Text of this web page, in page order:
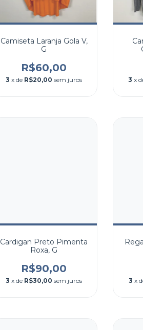
Camiseta Laranja Gola V,
G
R$60,00
3 x de R$20,00 sem juros 3 x
Cardigan Preto Pimenta
Roxa, G
R$90,00
3 x de R$30,00 sem juros 3 x